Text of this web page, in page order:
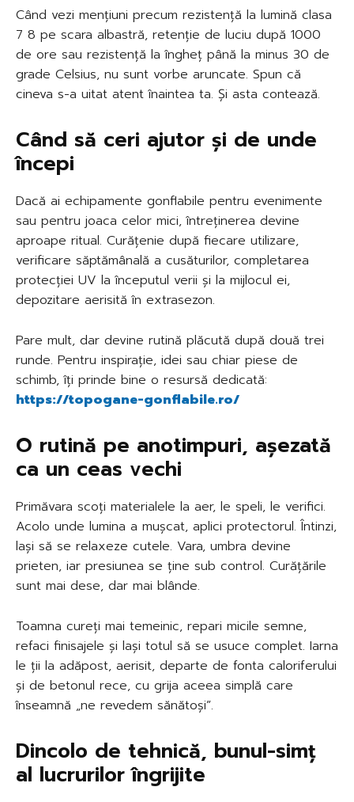
Când vezi mențiuni precum rezistență la lumină clasa
7 8 pe scara albastră, retenție de luciu după 1000
de ore sau rezistență la îngheț până la minus 30 de
grade Celsius, nu sunt vorbe aruncate. Spun că
cineva s-a uitat atent înaintea ta. Și asta contează.
Când să ceri ajutor și de unde
începi
Dacă ai echipamente gonflabile pentru evenimente
sau pentru joaca celor mici, întreținerea devine
aproape ritual. Curățenie după fiecare utilizare,
verificare săptămânală a cusăturilor, completarea
protecției UV la începutul verii și la mijlocul ei,
depozitare aerisită în extrasezon.
Pare mult, dar devine rutină plăcută după două trei
runde. Pentru inspirație, idei sau chiar piese de
schimb, îți prinde bine o resursă dedicată:
https://topogane-gonflabile.ro/
O rutină pe anotimpuri, așezată
ca un ceas vechi
Primăvara scoți materialele la aer, le speli, le verifici.
Acolo unde lumina a mușcat, aplici protectorul. Întinzi,
lași să se relaxeze cutele. Vara, umbra devine
prieten, iar presiunea se ține sub control. Curățările
sunt mai dese, dar mai blânde.
Toamna cureți mai temeinic, repari micile semne,
refaci finisajele și lași totul să se usuce complet. Iarna
le ții la adăpost, aerisit, departe de fonta caloriferului
și de betonul rece, cu grija aceea simplă care
înseamnă „ne revedem sănătoși”.
Dincolo de tehnică, bunul-simț
al lucrurilor îngrijite